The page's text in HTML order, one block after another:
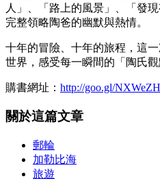
人」、「路上的風景」、「發
完整領略陶爸的幽默與熱情。
十年的冒險、十年的旅程，這
世界，感受每一瞬間的「陶氏觀
購書網址： http://goo.gl/NXWeZH
關於這篇文章
郵輪
加勒比海
旅遊